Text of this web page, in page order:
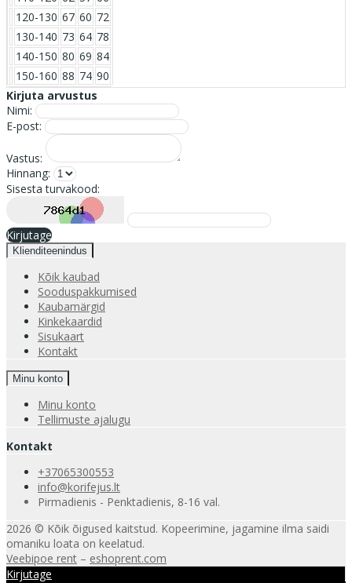
120-130 67 60 72
130-140 73 64 78
140-150 80 69 84
150-160 88 74 90
Kirjuta arvustus
Nimi:
E-post:
Vastus:
Hinnang:
Sisesta turvakood:
Kirjutage
Klienditeenindus
Kõik kaubad
Sooduspakkumised
Kaubamärgid
Kinkekaardid
Sisukaart
Kontakt
Minu konto
Minu konto
Tellimuste ajalugu
Kontakt
+37065300553
info@korifejus.lt
Pirmadienis - Penktadienis, 8-16 val.
2026 © Kõik õigused kaitstud. Kopeerimine, jagamine ilma saidi
omaniku loata on keelatud.
Veebipoe rent – eshoprent.com
Kirjutage